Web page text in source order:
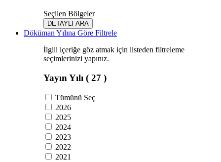
Seçilen Bölgeler
DETAYLI ARA
Döküman Yılına Göre Filtrele
İlgili içeriğe göz atmak için listeden filtreleme
seçimlerinizi yapınız.
Yayın Yılı ( 27 )
Tümünü Seç
2026
2025
2024
2023
2022
2021